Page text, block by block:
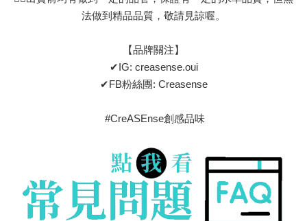
法做到精品品質，敬請見諒喔。
【品牌關注】
✔IG: creasense.oui
✔FB粉絲團: Creasense
#CreASEnse創感品味